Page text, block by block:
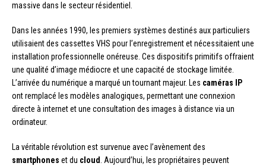
massive dans le secteur résidentiel.
Dans les années 1990, les premiers systèmes destinés aux particuliers
utilisaient des cassettes VHS pour l’enregistrement et nécessitaient une
installation professionnelle onéreuse. Ces dispositifs primitifs offraient
une qualité d’image médiocre et une capacité de stockage limitée.
L’arrivée du numérique a marqué un tournant majeur. Les caméras IP
ont remplacé les modèles analogiques, permettant une connexion
directe à internet et une consultation des images à distance via un
ordinateur.
La véritable révolution est survenue avec l’avènement des
smartphones et du cloud. Aujourd’hui, les propriétaires peuvent